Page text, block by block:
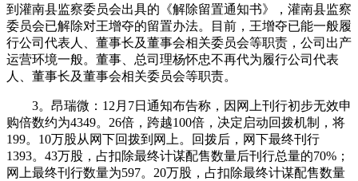
到灌南县监察委员会出具的《解除留置通知书》，灌南县监察
委员会已解除对王增夺的留置办法。目前，王增夺已能一般履
行公司代表人、董事长及董事会相关委员会等职责，公司出产
运营环境一般。董事、总司理杨怀忠不再代为履行公司代表
人、董事长及董事会相关委员会等职责。
3。昂瑞微：12月7日通知布告称，因网上刊行初步无效申
购倍数约为4349。26倍，跨越100倍，决定启动回拨机制，将
199。10万股从网下回拨到网上。回拨后，网下最终刊行
1393。43万股，占扣除最终计谋配售数量后刊行总量的70%；
网上最终刊行数量为597。20万股，占扣除最终计谋配售数量